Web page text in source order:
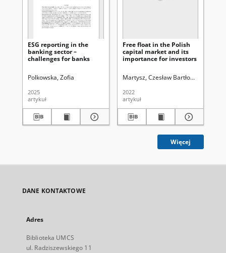
ESG reporting in the
banking sector –
challenges for banks
Polkowska, Zofia
2025
artykuł
Free float in the Polish
capital market and its
importance for investors
Martysz, Czesław Bartłomiej.
2022
artykuł
Więcej
DANE KONTAKTOWE
Adres
Biblioteka UMCS
ul. Radziszewskiego 11